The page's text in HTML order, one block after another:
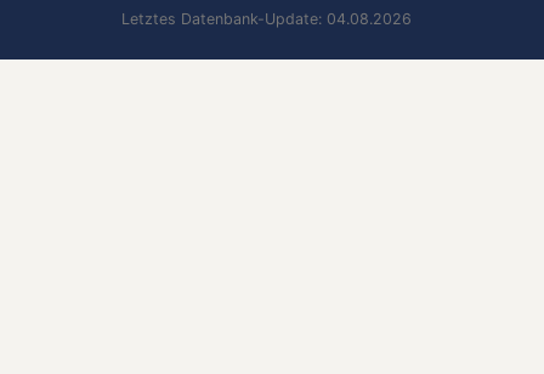
Letztes Datenbank-Update: 04.08.2026